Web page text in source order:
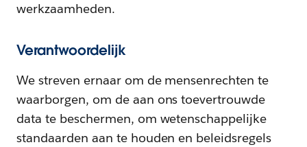
werkzaamheden.
Verantwoordelijk
We streven ernaar om de mensenrechten te
waarborgen, om de aan ons toevertrouwde
data te beschermen, om wetenschappelijke
standaarden aan te houden en beleidsregels